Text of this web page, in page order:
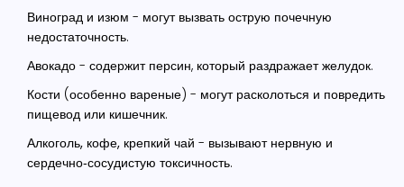
Виноград и изюм - могут вызвать острую почечную
недостаточность.
Авокадо - содержит персин, который раздражает желудок.
Кости (особенно вареные) - могут расколоться и повредить
пищевод или кишечник.
Алкоголь, кофе, крепкий чай - вызывают нервную и
сердечно‑сосудистую токсичность.